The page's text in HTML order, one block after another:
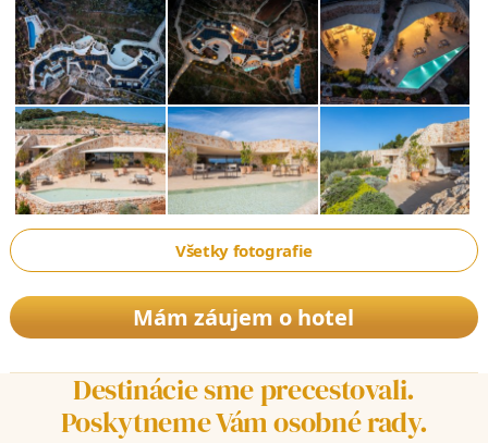
Všetky fotografie
Mám záujem o hotel
Destinácie sme precestovali.
Poskytneme Vám osobné rady.